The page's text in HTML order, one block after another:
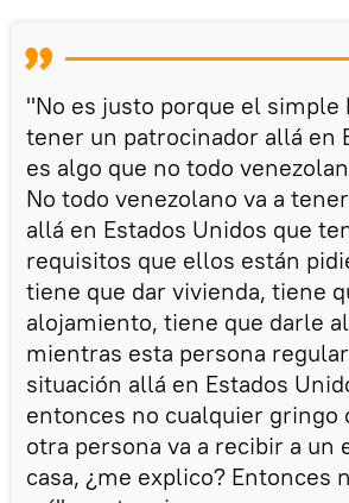
"No es justo porque el simple
tener un patrocinador allá en
es algo que no todo
No todo venezolano va a
allá en Estados Unidos que
requisitos que ellos están
tiene que dar vivienda, tiene
alojamiento, tiene que darle
mientras esta persona
situación allá en Estados
entonces no cualquier gringo
otra persona va a recibir a un
casa, ¿me explico? Entonces